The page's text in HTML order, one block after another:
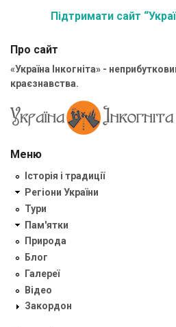
Підтримати сайт
Про сайт
«Україна Інкогніта» -
краєзнавства.
Меню
Історія і традиції
Регіони України
Тури
Пам'ятки
Природа
Блог
Галереї
Відео
Закордон